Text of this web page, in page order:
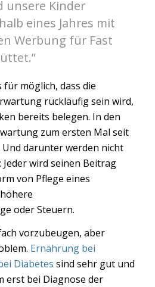
unsere Kinder
eines Jahres mit
Werbung für Fast
möglich, dass die
rückläufig sein wird,
bereits belegen. In den
zum ersten Mal seit
Und darunter werden nicht
wird seinen Beitrag
von Pflege eines
oder Steuern.
vorzubeugen, aber
Ernährung bei
Diabetes sind sehr gut und
erst bei Diagnose der